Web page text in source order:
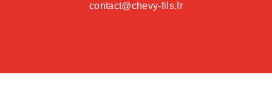
contact@chevy-fils.fr